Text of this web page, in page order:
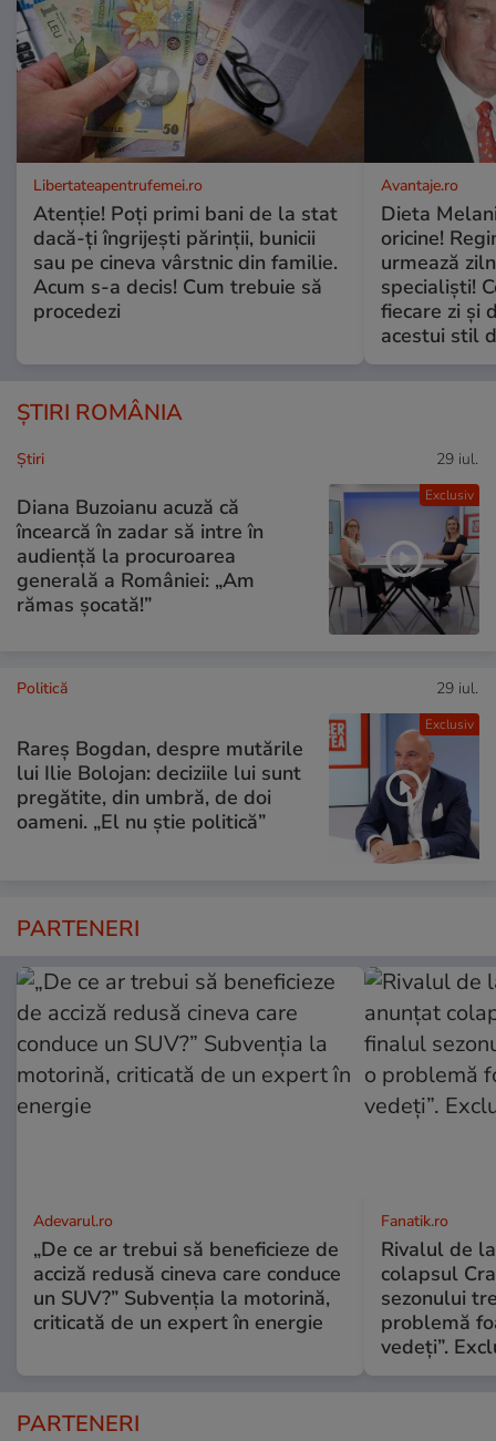
Libertateapentrufemei.ro
Atenție! Poți primi bani de la stat
dacă-ți îngrijești părinții, bunicii
sau pe cineva vârstnic din familie.
Acum s-a decis! Cum trebuie să
procedezi
Avantaje.ro
Dieta
oricine!
urmează
specialiști!
fiecare zi și
acestui stil
ȘTIRI ROMÂNIA
Exclusiv
Ştiri 29 iul.
Diana Buzoianu acuză că
încearcă în zadar să intre în
audiență la procuroarea
generală a României: „Am
rămas șocată!”
Exclusiv
Politică 29 iul.
Rareș Bogdan, despre mutările
lui Ilie Bolojan: deciziile lui sunt
pregătite, din umbră, de doi
oameni. „El nu știe politică”
PARTENERI
Adevarul.ro
„De ce ar trebui să beneficieze de
acciză redusă cineva care conduce
un SUV?” Subvenția la motorină,
criticată de un expert în energie
Fanatik.ro
Rivalul de
colapsul
sezonului
problemă
vedeți”.
PARTENERI